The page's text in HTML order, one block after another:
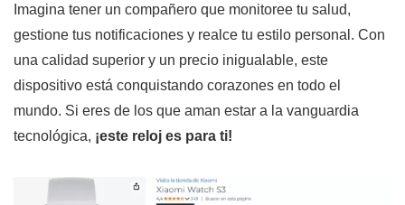
Imagina tener un compañero que monitoree tu salud,
gestione tus notificaciones y realce tu estilo personal. Con
una calidad superior y un precio inigualable, este
dispositivo está conquistando corazones en todo el
mundo. Si eres de los que aman estar a la vanguardia
tecnológica, ¡este reloj es para ti!